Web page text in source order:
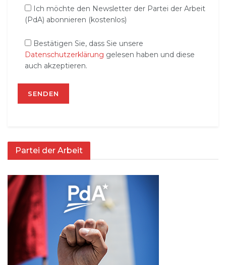
Ich möchte den Newsletter der Partei der Arbeit
(PdA) abonnieren (kostenlos)
Bestätigen Sie, dass Sie unsere
Datenschutzerklärung gelesen haben und diese
auch akzeptieren.
Partei der Arbeit